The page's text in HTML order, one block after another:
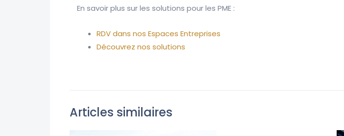
En savoir plus sur les solutions pour les PME :
RDV dans nos Espaces Entreprises
Découvrez nos solutions
Articles similaires